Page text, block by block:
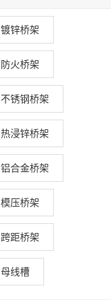
镀锌桥架
防火桥架
不锈钢桥架
热浸锌桥架
铝合金桥架
模压桥架
跨距桥架
母线槽